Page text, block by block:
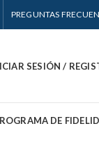
PREGUNTAS
SESIÓN /
DE